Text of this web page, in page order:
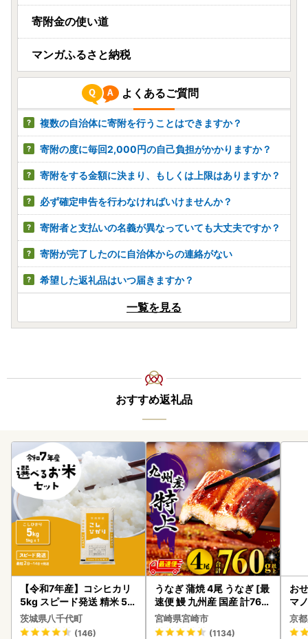
寄附金の使い道
マンガふるさと納税
よくあるご質問
複数の自治体に寄附を行うことはできますか？
寄附の度に毎回2,000円の自己負担がかかりますか？
寄附をする金額に決まり、もしくは上限はありますか？
必ず確定申告を行わなければいけませんか？
寄附者と支払いの名義が異なっていても大丈夫ですか？
寄附が完了したのに自治体からの連絡がない
希望した返礼品はいつ届きますか？
一覧を見る
おすすめ返礼品
【令和7年産】コシヒカリ
5kg スピード発送 精米 5k
g x 1袋 白米 茨城県 八千代
町
茨城県八千代町
(146)
うなぎ 蒲焼 4尾 うなぎ [最
速便 鰻 九州産 国産 計760
g以上]
宮崎県宮崎市
(1134)
お
マ
京